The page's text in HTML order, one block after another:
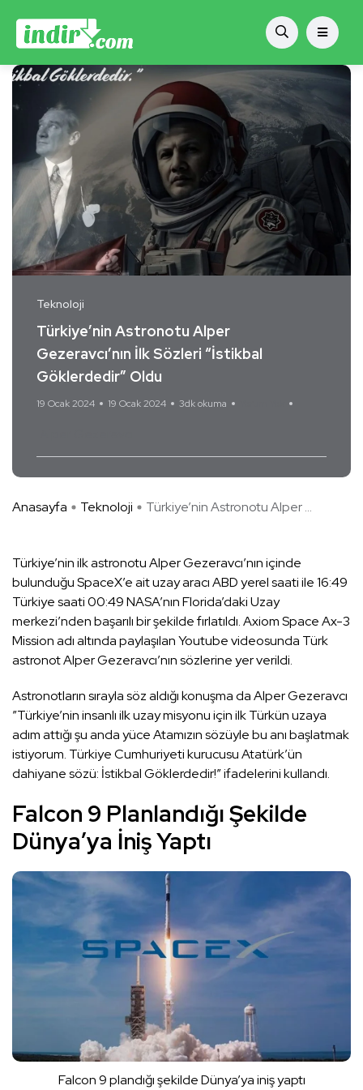
Teknoloji
Türkiye’nin Astronotu Alper
Gezeravcı’nın İlk Sözleri “İstikbal
Göklerdedir” Oldu
19 Ocak 2024 19 Ocak 2024 3dk okuma
Anasayfa Teknoloji Türkiye’nin Astronotu Alper ...
Türkiye’nin ilk astronotu Alper Gezeravcı’nın içinde
bulunduğu SpaceX’e ait uzay aracı ABD yerel saati ile 16:49
Türkiye saati 00:49 NASA’nın Florida’daki Uzay
merkezi’nden başarılı bir şekilde fırlatıldı. Axiom Space Ax-3
Mission adı altında paylaşılan Youtube videosunda Türk
astronot Alper Gezeravcı’nın sözlerine yer verildi.
Astronotların sırayla söz aldığı konuşma da Alper Gezeravcı
”Türkiye’nin insanlı ilk uzay misyonu için ilk Türkün uzaya
adım attığı şu anda yüce Atamızın sözüyle bu anı başlatmak
istiyorum. Türkiye Cumhuriyeti kurucusu Atatürk’ün
dahiyane sözü: İstikbal Göklerdedir!” ifadelerini kullandı.
Falcon 9 Planlandığı Şekilde
Dünya’ya İniş Yaptı
Falcon 9 plandığı şekilde Dünya’ya iniş yaptı